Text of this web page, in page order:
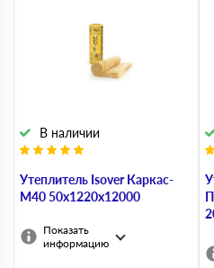
Утеплитель Isover Каркас-
М40 50х1220х12000
В наличии
Показать
информацию